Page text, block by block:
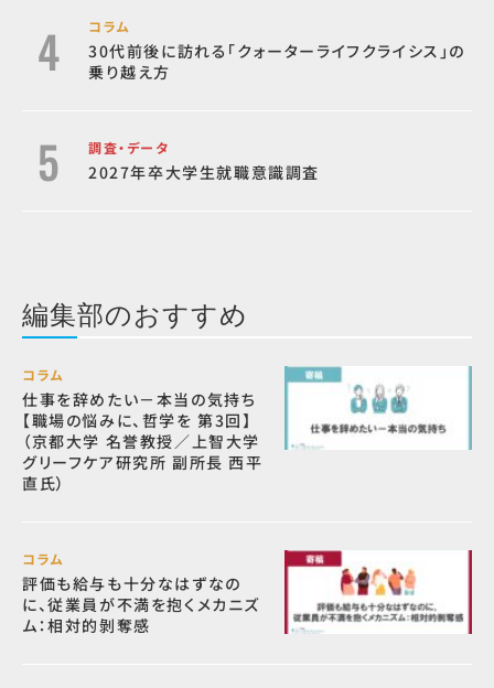
コラム
30代前後に訪れる「クォーターライフクライシス」の
乗り越え方
調査・データ
2027年卒大学生就職意識調査
編集部のおすすめ
コラム
仕事を辞めたい－本当の気持ち
【職場の悩みに、哲学を 第3回】
（京都大学 名誉教授／上智大学
グリーフケア研究所 副所長 西平
直氏）
コラム
評価も給与も十分なはずなの
に、従業員が不満を抱くメカニズ
ム：相対的剝奪感